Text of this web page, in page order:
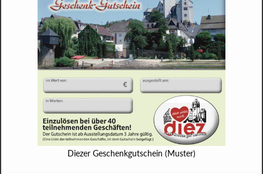
Diezer Geschenkgutschein (Muster)